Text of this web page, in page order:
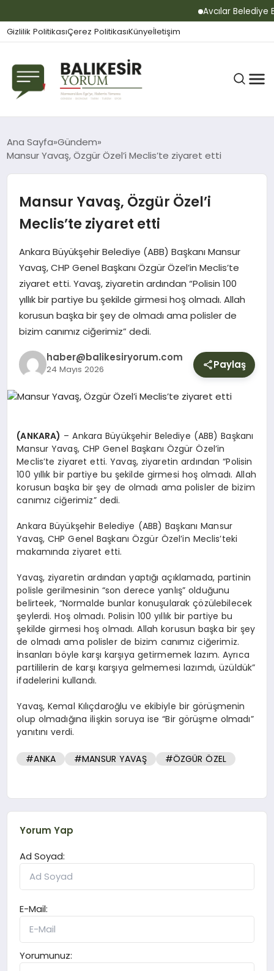
Avcılar Belediye
Gizlilik PolitikasıÇerez PolitikasıKünyeİletişim
BALIKESIR
BÜLTEN
DIŞ
Ana Sayfa Gündem
Mansur Yavaş, Özgür Özel’i Meclis’te ziyaret etti
Mansur Yavaş, Özgür Özel’i
Meclis’te ziyaret etti
Ankara Büyükşehir Belediye (ABB) Başkanı Mansur
Yavaş, CHP Genel Başkanı Özgür Özel’in Meclis’te
ziyaret etti. Yavaş, ziyaretin ardından “Polisin 100
yıllık bir partiye bu şekilde girmesi hoş olmadı. Allah
korusun başka bir şey de olmadı ama polisler de
bizim canımız ciğerimiz” dedi.
haber@balikesiryorum.com
24 Mayıs 2026 Paylaş
(ANKARA) – Ankara Büyükşehir Belediye (ABB) Başkanı
Mansur Yavaş, CHP Genel Başkanı Özgür Özel’in
Meclis’te ziyaret etti. Yavaş, ziyaretin ardından “Polisin
100 yıllık bir partiye bu şekilde girmesi hoş olmadı. Allah
korusun başka bir şey de olmadı ama polisler de bizim
canımız ciğerimiz” dedi.
Ankara Büyükşehir Belediye (ABB) Başkanı Mansur
Yavaş, CHP Genel Başkanı Özgür Özel’in Meclis’teki
makamında ziyaret etti.
Yavaş, ziyaretin ardından yaptığı açıklamada, partinin
polisle gerilmesinin “son derece yanlış” olduğunu
belirteek, “Normalde bunlar konuşularak çözülebilecek
şeylerdi. Hoş olmadı. Polisin 100 yıllık bir partiye bu
şekilde girmesi hoş olmadı. Allah korusun başka bir şey
de olmadı ama polisler de bizim canımız ciğerimiz.
İnsanları böyle karşı karşıya getirmemek lazım. Ayrıca
partililerin de karşı karşıya gelmemesi lazımdı, üzüldük”
ifadelerini kullandı.
Yavaş, Kemal Kılıçdaroğlu ve ekibiyle bir görüşmenin
olup olmadığına ilişkin soruya ise “Bir görüşme olmadı”
yanıtını verdi.
#ANKA #MANSUR YAVAŞ #ÖZGÜR ÖZEL
Yorum Yap
Ad Soyad:
E-Mail:
Yorumunuz: